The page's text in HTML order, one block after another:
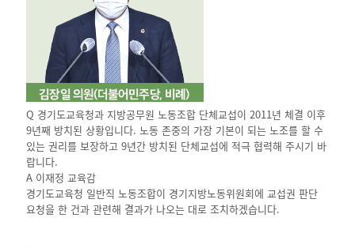
Q 경기도교육청과 지방공무원 노동조합 단체교섭이 2011년 체결 이후
9년째 방치된 상황입니다. 노동 존중의 가장 기본이 되는 노조를 할 수
있는 권리를 보장하고 9년간 방치된 단체교섭에 적극 협력해 주시기 바
랍니다.
A 이재정 교육감
경기도교육청 일반직 노동조합이 경기지방노동위원회에 교섭권 판단
요청을 한 건과 관련해 결과가 나오는 대로 조치하겠습니다.